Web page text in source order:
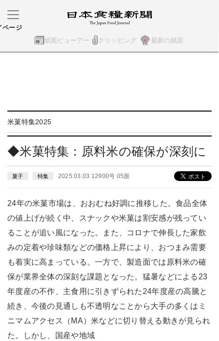
紙面ビューアー クリッピング 最新の紙面
ページ
米菓特集2025
◆米菓特集：原料米の確保が深刻に
菓子 特集 2025.03.03 12900号 05面
24年の米菓市場は、おおむね好調に推移した。食品全体
の値上げが続く中、スナックや米菓は割安感が残ってい
ることが追い風になった。また、コロナで伸長した家飲
みの定着や珍味類などの価格上昇により、おつまみ需要
も着実に高まっている。一方で、製造面では原料米の確
保が業界全体の深刻な課題となった。猛暑などによる23
年度産の不作、主食用に引きずられた24年度産の高騰と
続き、今後の見通しも不透明なことから大手の多くはミ
ニマムアクセス（MA）米などに切り替える動きが見られ
た。しかし、国産や地域